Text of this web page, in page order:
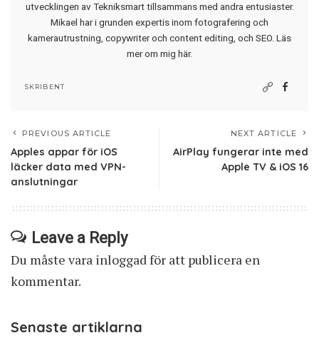
utvecklingen av Tekniksmart tillsammans med andra entusiaster.
Mikael har i grunden expertis inom fotografering och
kamerautrustning, copywriter och content editing, och SEO. Läs
mer om mig här.
SKRIBENT
PREVIOUS ARTICLE
Apples appar för iOS
läcker data med VPN-
anslutningar
NEXT ARTICLE
AirPlay fungerar inte med
Apple TV & iOS 16
Leave a Reply
Du måste vara inloggadför att publicera en
kommentar.
Senaste artiklarna